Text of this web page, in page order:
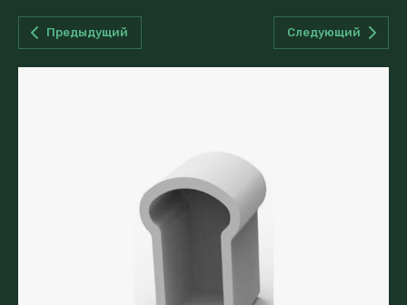
Предыдущий Следующий